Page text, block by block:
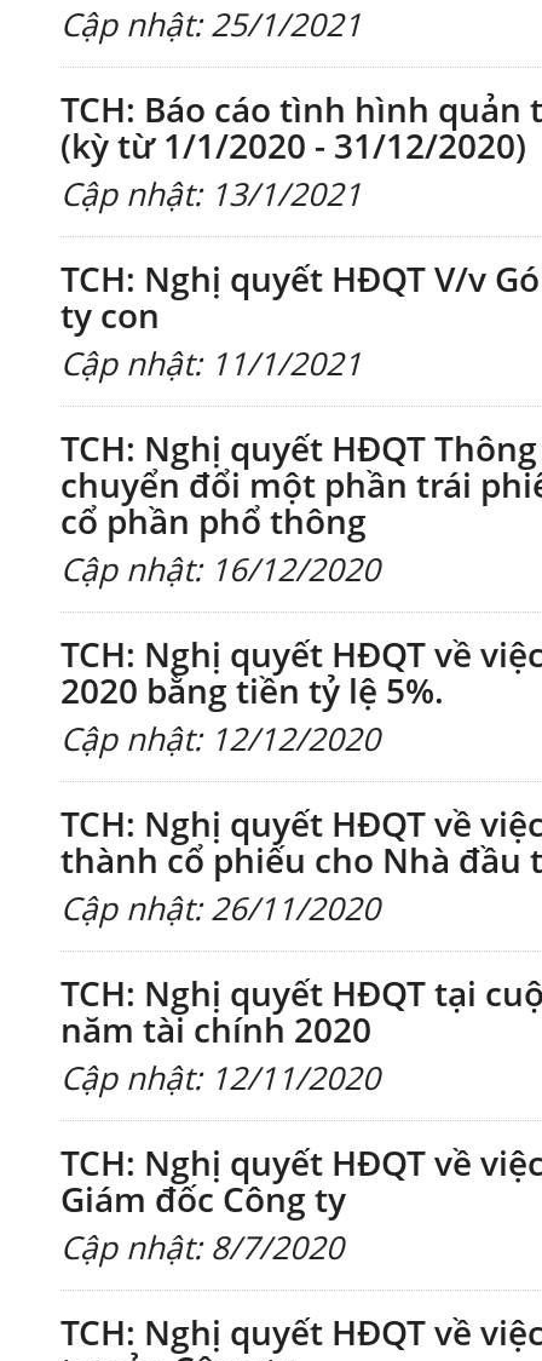
Cập nhật: 25/1/2021
TCH: Báo cáo tình hình quản
(kỳ từ 1/1/2020 - 31/12/2020)
Cập nhật: 13/1/2021
TCH: Nghị quyết HĐQT V/v
ty con
Cập nhật: 11/1/2021
TCH: Nghị quyết HĐQT
chuyển đổi một phần trái
cổ phần phổ thông
Cập nhật: 16/12/2020
TCH: Nghị quyết HĐQT về
2020 bằng tiền tỷ lệ 5%.
Cập nhật: 12/12/2020
TCH: Nghị quyết HĐQT về
thành cổ phiếu cho Nhà đầu
Cập nhật: 26/11/2020
TCH: Nghị quyết HĐQT tại
năm tài chính 2020
Cập nhật: 12/11/2020
TCH: Nghị quyết HĐQT về
Giám đốc Công ty
Cập nhật: 8/7/2020
TCH: Nghị quyết HĐQT về